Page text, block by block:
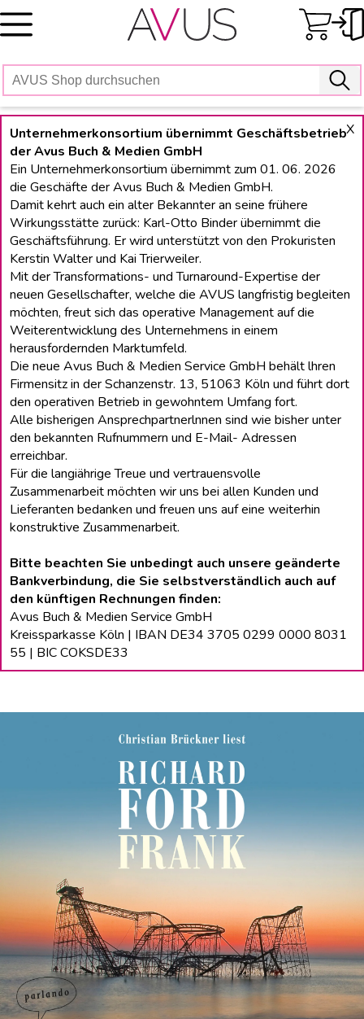
Skip
to
X
Unternehmerkonsortium übernimmt Geschäftsbetrieb
der Avus Buch & Medien GmbH
Ein Unternehmerkonsortium übernimmt zum 01. 06. 2026
die Geschäfte der Avus Buch & Medien GmbH.
Damit kehrt auch ein alter Bekannter an seine frühere
Wirkungsstätte zurück: Karl-Otto Binder übernimmt die
Geschäftsführung. Er wird unterstützt von den Prokuristen
Kerstin Walter und Kai Trierweiler.
Mit der Transformations- und Turnaround-Expertise der
neuen Gesellschafter, welche die AVUS langfristig begleiten
möchten, freut sich das operative Management auf die
Weiterentwicklung des Unternehmens in einem
herausfordernden Marktumfeld.
Die neue Avus Buch & Medien Service GmbH behält lhren
Firmensitz in der Schanzenstr. 13, 51063 Köln und führt dort
den operativen Betrieb in gewohntem Umfang fort.
Alle bisherigen Ansprechpartnerlnnen sind wie bisher unter
den bekannten Rufnummern und E-Mail- Adressen
erreichbar.
Für die langiährige Treue und vertrauensvolle
Zusammenarbeit möchten wir uns bei allen Kunden und
Lieferanten bedanken und freuen uns auf eine weiterhin
konstruktive Zusammenarbeit.
Bitte beachten Sie unbedingt auch unsere geänderte
Bankverbindung, die Sie selbstverständlich auch auf
den künftigen Rechnungen finden:
Avus Buch & Medien Service GmbH
Kreissparkasse Köln | IBAN DE34 3705 0299 0000 8031
55 | BIC COKSDE33